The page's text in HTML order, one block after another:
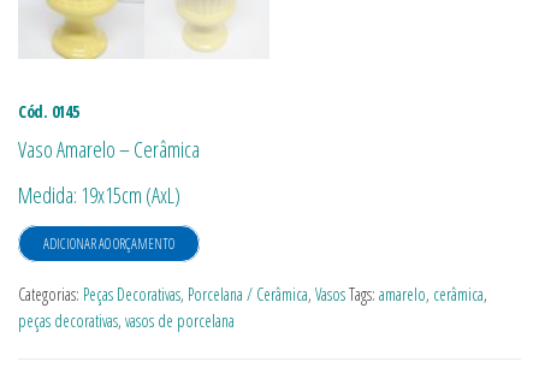
Cód. 0145
Vaso Amarelo – Cerâmica
Medida: 19x15cm (AxL)
ADICIONAR AO ORÇAMENTO
Categorias: Peças Decorativas, Porcelana / Cerâmica, VasosTags: amarelo, cerâmica,
peças decorativas, vasos de porcelana